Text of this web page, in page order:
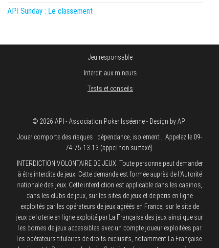
API Sunday : Le classement
Jeu responsable
Interdit aux mineurs
Tests et conseils
© 2026 API - Association Poker Isséenne - Design by API
Jouer comporte des risques : dépendance, isolement... Appelez le 09-
74-75-13-13 (appel non surtaxé).
INTERDICTION VOLONTAIRE DE JEUX: Toute personne peut demander
à être interdite de jeux. Cette demande est formée auprès de l'Autorité
nationale des jeux. Cette interdiction est applicable dans les casinos,
dans les clubs de jeux, sur les sites de jeux et de paris en ligne
exploités par les opérateurs de jeux agréés en France, sur le site de
jeux de loterie en ligne exploité par La Française des jeux ainsi que sur
les bornes de jeux accessibles avec un compte joueur exploitées par
les opérateurs titulaires de droits exclusifs, notamment La Française